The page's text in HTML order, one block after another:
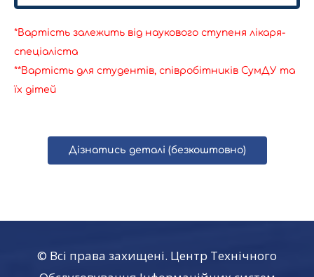
*Вартість залежить від наукового ступеня лікаря-
спеціаліста
**Вартість для студентів, співробітників СумДУ та
їх дітей
Дізнатись деталі (безкоштовно)
© Всі права захищені. Центр Технічного